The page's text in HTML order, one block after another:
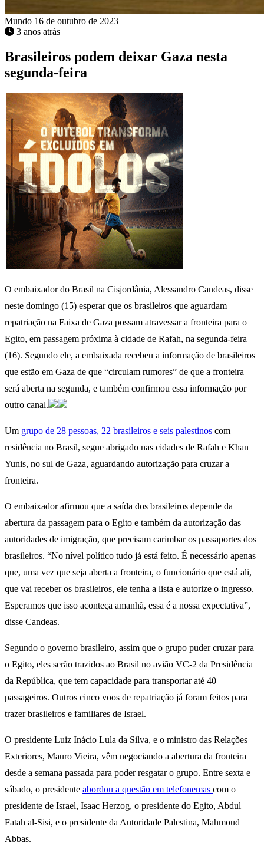
Mundo 16 de outubro de 2023
3 anos atrás
Brasileiros podem deixar Gaza nesta
segunda-feira
O embaixador do Brasil na Cisjordânia, Alessandro Candeas, disse
neste domingo (15) esperar que os brasileiros que aguardam
repatriação na Faixa de Gaza possam atravessar a fronteira para o
Egito, em passagem próxima à cidade de Rafah, na segunda-feira
(16). Segundo ele, a embaixada recebeu a informação de brasileiros
que estão em Gaza de que “circulam rumores” de que a fronteira
será aberta na segunda, e também confirmou essa informação por
outro canal.
Um grupo de 28 pessoas, 22 brasileiros e seis palestinos com
residência no Brasil, segue abrigado nas cidades de Rafah e Khan
Yunis, no sul de Gaza, aguardando autorização para cruzar a
fronteira.
O embaixador afirmou que a saída dos brasileiros depende da
abertura da passagem para o Egito e também da autorização das
autoridades de imigração, que precisam carimbar os passaportes dos
brasileiros. “No nível político tudo já está feito. É necessário apenas
que, uma vez que seja aberta a fronteira, o funcionário que está ali,
que vai receber os brasileiros, ele tenha a lista e autorize o ingresso.
Esperamos que isso aconteça amanhã, essa é a nossa expectativa”,
disse Candeas.
Segundo o governo brasileiro, assim que o grupo puder cruzar para
o Egito, eles serão trazidos ao Brasil no avião VC-2 da Presidência
da República, que tem capacidade para transportar até 40
passageiros. Outros cinco voos de repatriação já foram feitos para
trazer brasileiros e familiares de Israel.
O presidente Luiz Inácio Lula da Silva, e o ministro das Relações
Exteriores, Mauro Vieira, vêm negociando a abertura da fronteira
desde a semana passada para poder resgatar o grupo. Entre sexta e
sábado, o presidente abordou a questão em telefonemas com o
presidente de Israel, Isaac Herzog, o presidente do Egito, Abdul
Fatah al-Sisi, e o presidente da Autoridade Palestina, Mahmoud
Abbas.